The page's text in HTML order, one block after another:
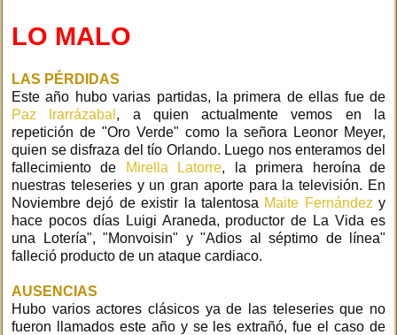
LO MALO
LAS PÉRDIDAS
Este año hubo varias partidas, la primera de ellas fue de
Paz Irarrázabal , a quien actualmente vemos en la
repetición de "Oro Verde" como la señora Leonor Meyer,
quien se disfraza del tío Orlando. Luego nos enteramos del
fallecimiento de
Mirella Latorre, la primera heroína de
nuestras teleseries y un gran aporte para la televisión. En
Noviembre dejó de existir la talentosa Maite Fernández y
hace pocos días Luigi Araneda, productor de La Vida es
una Lotería", "Monvoisin" y "Adios al séptimo de línea"
falleció producto de un ataque cardiaco.
AUSENCIAS
Hubo varios actores clásicos ya de las teleseries que no
fueron llamados este año y se les extrañó, fue el caso de